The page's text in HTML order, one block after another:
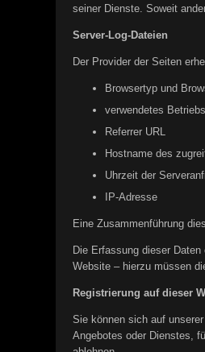
seiner Dienste. Soweit
Server-Log-Dateien
Der Provider der Seiten
Browsertyp und
verwendetes
Referrer URL
Hostname des
Uhrzeit der
IP-Adresse
Eine Zusammenführung
Die Erfassung dieser
Website – hierzu müssen
Registrierung auf dieser
Sie können sich auf
Angebotes oder Dienstes,